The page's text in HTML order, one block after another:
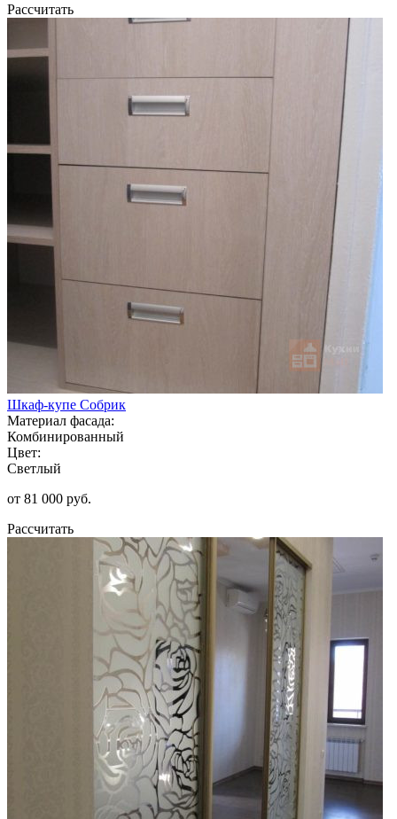
Рассчитать
Шкаф-купе Собрик
Материал фасада:
Комбинированный
Цвет:
Светлый
от 81 000 руб.
Рассчитать